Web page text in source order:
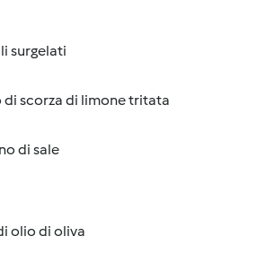
surgelati
di scorza di limone tritata
di sale
olio di oliva